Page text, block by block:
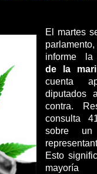
El martes
informe
de la
cuenta
diputados
contra.
consulta
sobre
Esto
mayoría